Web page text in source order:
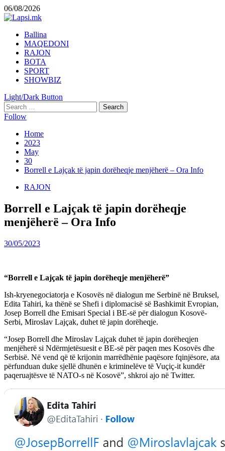
Skip
to
06/08/2026
Primary
Menu
Ballina
MAQEDONI
RAJON
BOTA
SPORT
SHOWBIZ
Light/Dark Button
Search
for:
Follow
Home
2023
May
30
Borrell e Lajçak të japin dorëheqje menjëherë – Ora Info
RAJON
Borrell e Lajçak të japin dorëheqje
menjëherë – Ora Info
30/05/2023
“Borrell e Lajçak të japin dorëheqje menjëherë”
Ish-kryenegociatorja e Kosovës në dialogun me Serbinë në Bruksel,
Edita Tahiri, ka thënë se Shefi i diplomacisë së Bashkimit Evropian,
Josep Borrell dhe Emisari Special i BE-së për dialogun Kosovë-
Serbi, Miroslav Lajçak, duhet të japin dorëheqje.
“Josep Borrell dhe Miroslav Lajçak duhet të japin dorëheqjen
menjëherë si Ndërmjetësuesit e BE-së për paqen mes Kosovës dhe
Serbisë. Në vend që të krijonin marrëdhënie paqësore fqinjësore, ata
përfunduan duke sjellë dhunën e kriminelëve të Vuçiç-it kundër
paqeruajtësve të NATO-s në Kosovë”, shkroi ajo në Twitter.